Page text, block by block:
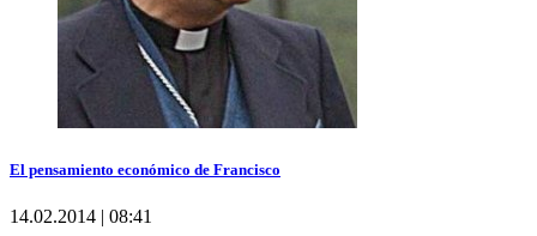
El pensamiento económico de Francisco
14.02.2014 | 08:41